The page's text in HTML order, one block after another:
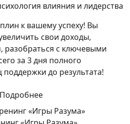
влияния и лидерства
к вашему успеху! Вы
свои доходы,
с ключевыми
за 3 дня полного
до результата!
Подробнее